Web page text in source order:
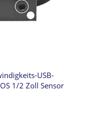
USB-
1/2 Zoll Sensor